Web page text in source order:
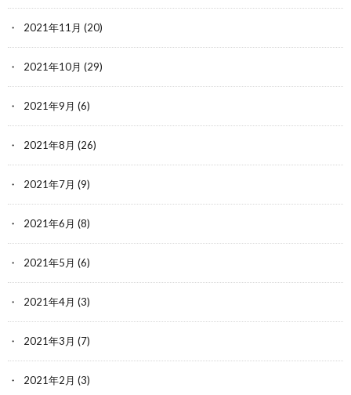
2021年11月 (20)
2021年10月 (29)
2021年9月 (6)
2021年8月 (26)
2021年7月 (9)
2021年6月 (8)
2021年5月 (6)
2021年4月 (3)
2021年3月 (7)
2021年2月 (3)